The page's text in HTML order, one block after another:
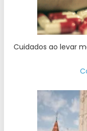
Cuidados ao levar